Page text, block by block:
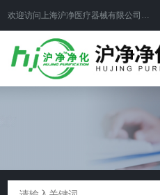
欢迎访问上海沪净医疗器械有限公司网站！